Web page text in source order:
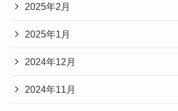
2025年2月
2025年1月
2024年12月
2024年11月